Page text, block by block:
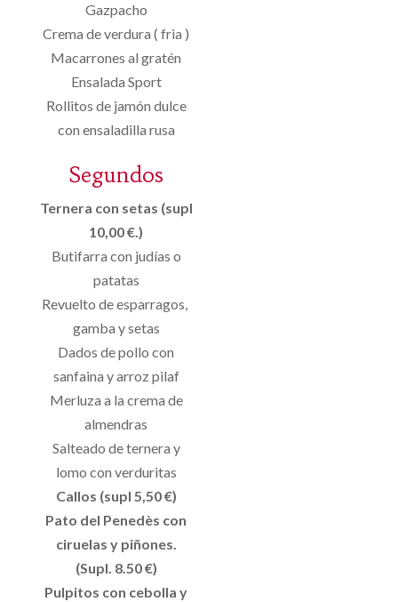
Gazpacho
Crema de verdura ( fria )
Macarrones al gratén
Ensalada Sport
Rollitos de jamón dulce
con ensaladilla rusa
Segundos
Ternera con setas (supl
10,00 €.)
Butifarra con judías o
patatas
Revuelto de esparragos,
gamba y setas
Dados de pollo con
sanfaina y arroz pilaf
Merluza a la crema de
almendras
Salteado de ternera y
lomo con verduritas
Callos (supl 5,50 €)
Pato del Penedès con
ciruelas y piñones.
(Supl. 8.50 €)
Pulpitos con cebolla y